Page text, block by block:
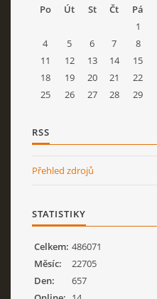
Po
Út St Čt Pá
1
4
5 6 7 8
11
12 13 14 15
18
19 20 21 22
25
26 27 28 29
RSS
Přehled zdrojů
STATISTIKY
Celkem: 486071
Měsíc:
22705
Den:
657